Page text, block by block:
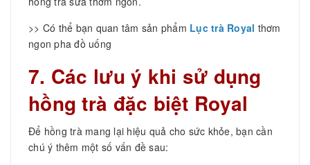
>> Có thể bạn quan tâm sản phẩm Lục trà Royal thơm
ngon pha đồ uống
7. Các lưu ý khi sử dụng
hồng trà đặc biệt Royal
Để hồng trà mang lại hiệu quả cho sức khỏe, bạn cần
chú ý thêm một số vấn đề sau: